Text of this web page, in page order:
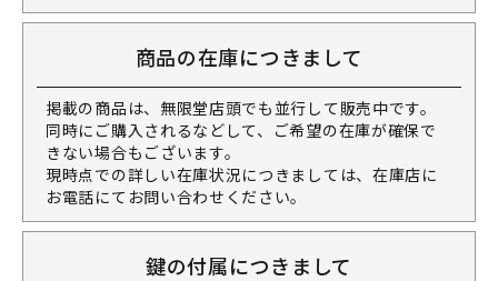
商品の在庫につきまして
掲載の商品は、無限堂店頭でも並行して販売中です。
同時にご購入されるなどして、ご希望の在庫が確保で
きない場合もございます。
現時点での詳しい在庫状況につきましては、在庫店に
お電話にてお問い合わせください。
鍵の付属につきまして